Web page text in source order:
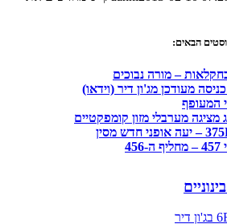
הבאים:
– מורה נבוכים
מעודכן מג'ון דיר (וידאו)
המעופף
מציגה מערבלי מזון קומפקטיים